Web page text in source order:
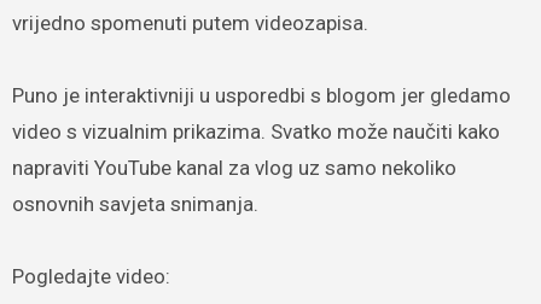
vrijedno spomenuti putem videozapisa.
Puno je interaktivniji u usporedbi s blogom jer gledamo
video s vizualnim prikazima. Svatko može naučiti kako
napraviti YouTube kanal za vlog uz samo nekoliko
osnovnih savjeta snimanja.
Pogledajte video: